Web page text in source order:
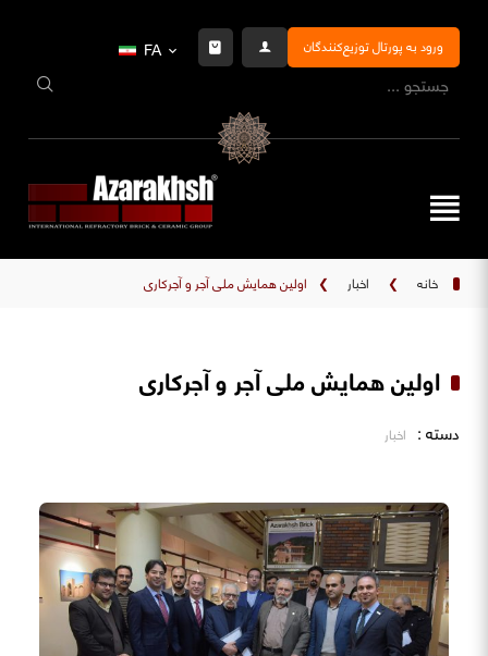
ورود به پورتال توزیع‌کنندگان FA
خانه ❯ اخبار ❯ اولین همایش ملی آجر و آجرکاری
اولین همایش ملی آجر و آجرکاری
دسته : اخبار